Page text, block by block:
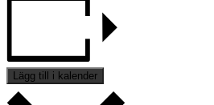
Lägg till i kalender